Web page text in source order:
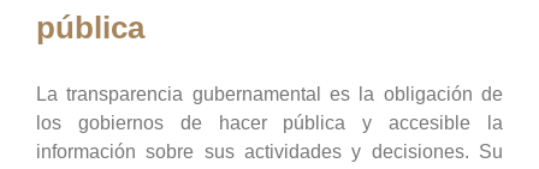
pública
La transparencia gubernamental es la obligación de
los gobiernos de hacer pública y accesible la
información sobre sus actividades y decisiones. Su